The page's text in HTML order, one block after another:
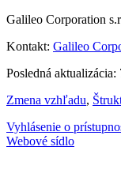
Galileo Corporation
Kontakt: Galileo
Posledná aktualizácia:
Zmena vzhľadu,
Vyhlásenie o
Webové sídlo